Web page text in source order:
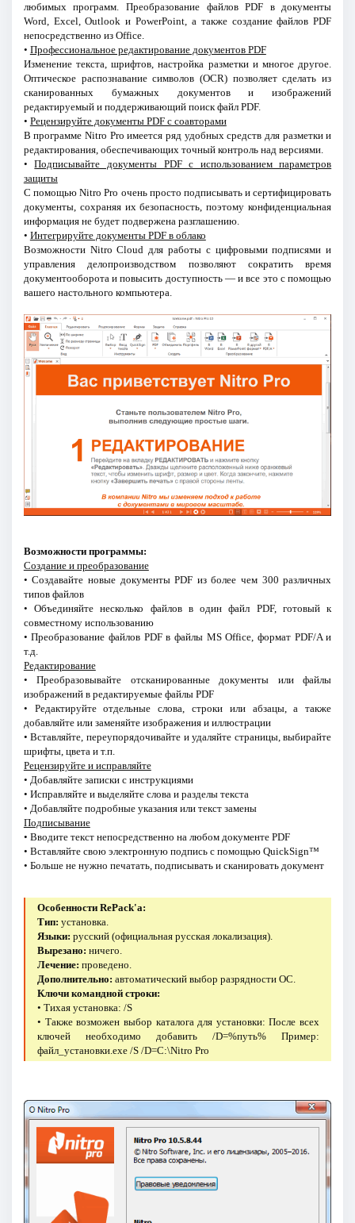
любимых программ. Преобразование файлов PDF в документы
Word, Excel, Outlook и PowerPoint, а также создание файлов PDF
непосредственно из Office.
• Профессиональное редактирование документов PDF
Изменение текста, шрифтов, настройка разметки и многое другое.
Оптическое распознавание символов (OCR) позволяет сделать из
сканированных бумажных документов и изображений
редактируемый и поддерживающий поиск файл PDF.
• Рецензируйте документы PDF с соавторами
В программе Nitro Pro имеется ряд удобных средств для разметки и
редактирования, обеспечивающих точный контроль над версиями.
•Подписывайте документы PDF с использованием параметров
защиты
С помощью Nitro Pro очень просто подписывать и сертифицировать
документы, сохраняя их безопасность, поэтому конфиденциальная
информация не будет подвержена разглашению.
• Интегрируйте документы PDF в облако
Возможности Nitro Cloud для работы с цифровыми подписями и
управления делопроизводством позволяют сократить время
документооборота и повысить доступность — и все это с помощью
вашего настольного компьютера.
Возможности программы:
Создание и преобразование
• Создавайте новые документы PDF из более чем 300 различных
типов файлов
• Объединяйте несколько файлов в один файл PDF, готовый к
совместному использованию
• Преобразование файлов PDF в файлы MS Office, формат PDF/A и
т.д.
Редактирование
• Преобразовывайте отсканированные документы или файлы
изображений в редактируемые файлы PDF
• Редактируйте отдельные слова, строки или абзацы, а также
добавляйте или заменяйте изображения и иллюстрации
• Вставляйте, переупорядочивайте и удаляйте страницы, выбирайте
шрифты, цвета и т.п.
Рецензируйте и исправляйте
• Добавляйте записки с инструкциями
• Исправляйте и выделяйте слова и разделы текста
• Добавляйте подробные указания или текст замены
Подписывание
• Вводите текст непосредственно на любом документе PDF
• Вставляйте свою электронную подпись с помощью QuickSign™
• Больше не нужно печатать, подписывать и сканировать документ
Особенности RePack'a:
Тип: установка.
Языки: русский (официальная русская локализация).
Вырезано: ничего.
Лечение: проведено.
Дополнительно: автоматический выбор разрядности ОС.
Ключи командной строки:
• Тихая установка: /S
• Также возможен выбор каталога для установки: После всех
ключей необходимо добавить /D=%путь% Пример:
файл_установки.exe /S /D=C:\Nitro Pro